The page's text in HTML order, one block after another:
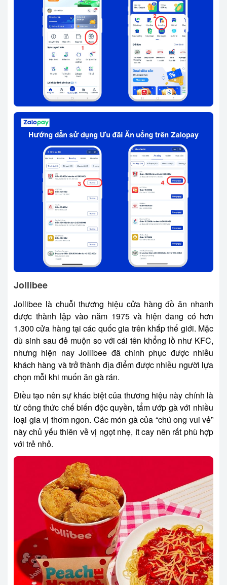
Jollibee
Jollibee là chuỗi thương hiệu cửa hàng đồ ăn nhanh
được thành lập vào năm 1975 và hiện đang có hơn
1.300 cửa hàng tại các quốc gia trên khắp thế giới. Mặc
dù sinh sau đẻ muộn so với cái tên khổng lồ như KFC,
nhưng hiện nay Jollibee đã chinh phục được nhiều
khách hàng và trở thành địa điểm được nhiều người lựa
chọn mỗi khi muốn ăn gà rán.
Điều tạo nên sự khác biệt của thương hiệu này chính là
từ công thức chế biến độc quyền, tẩm ướp gà với nhiều
loại gia vị thơm ngon. Các món gà của “chú ong vui vẻ”
này chủ yếu thiên về vị ngọt nhẹ, ít cay nên rất phù hợp
với trẻ nhỏ.